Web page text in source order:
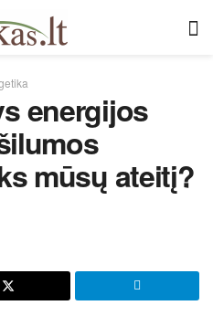
energijos
mūsų ateitį?